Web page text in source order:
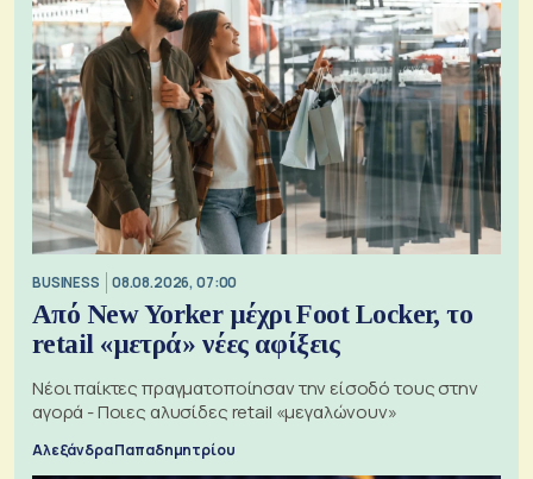
BUSINESS 08.08.2026, 07:00
Από New Yorker μέχρι Foot Locker, το
retail «μετρά» νέες αφίξεις
Νέοι παίκτες πραγματοποίησαν την είσοδό τους στην
αγορά - Ποιες αλυσίδες retail «μεγαλώνουν»
Αλεξάνδρα Παπαδημητρίου